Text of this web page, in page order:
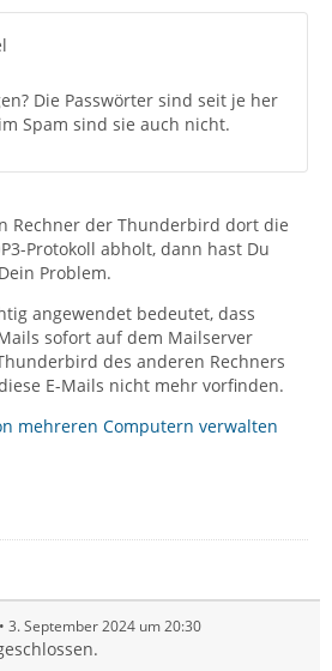
Die Passwörter sind seit je her
Spam sind sie auch nicht.
Rechner der Thunderbird dort die
Protokoll abholt, dann hast Du
Problem.
angewendet bedeutet, dass
sofort auf dem Mailserver
des anderen Rechners
E-Mails nicht mehr vorfinden.
mehreren Computern verwalten
3. September 2024 um 20:30